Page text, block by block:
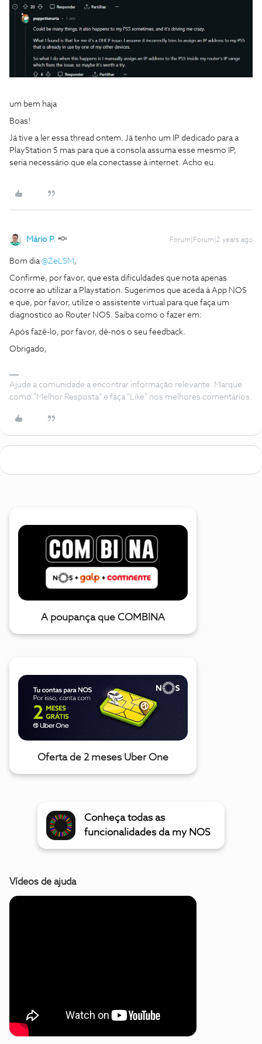
um bem haja
Boas!
Já tive a ler essa thread ontem. Já tenho um IP dedicado para a
PlayStation 5 mas para que a consola assuma esse mesmo IP,
seria necessário que ela conectasse à internet. Acho eu.
Mário P. Forum|Forum|2 years ago
Bom dia@ZeLSM ,
Confirme, por favor, que esta dificuldades que nota apenas
ocorre ao utilizar a Playstation. Sugerimos que aceda à App NOS
e que, por favor, utilize o assistente virtual para que faça um
diagnostico ao Router NOS. Saiba como o fazer em:
Após fazê-lo, por favor, dê-nos o seu feedback.
Obrigado,
Ajude a comunidade a encontrar informação relevante. Marque
como "Melhor Resposta" e faça "Like" nos melhores comentários.
A poupança que COMBINA
Oferta de 2 meses Uber One
Conheça todas as
funcionalidades da my NOS
Vídeos de ajuda